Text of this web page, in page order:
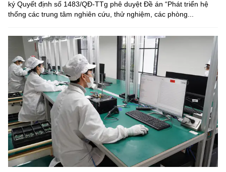
ký Quyết định số 1483/QĐ-TTg phê duyệt Đề án “Phát triển hệ
thống các trung tâm nghiên cứu, thử nghiệm, các phòng...